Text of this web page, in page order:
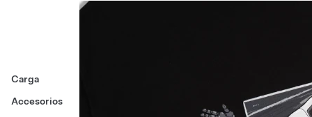
Carga
Accesorios